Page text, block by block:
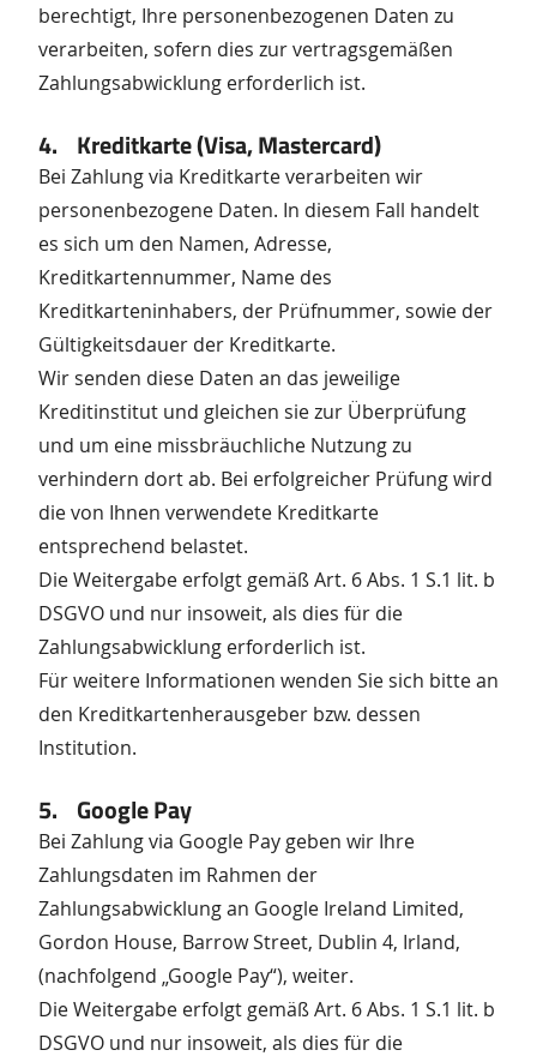
berechtigt, Ihre personenbezogenen Daten zu
verarbeiten, sofern dies zur vertragsgemäßen
Zahlungsabwicklung erforderlich ist.
4. Kreditkarte (Visa, Mastercard)
Bei Zahlung via Kreditkarte verarbeiten wir
personenbezogene Daten. In diesem Fall handelt
es sich um den Namen, Adresse,
Kreditkartennummer, Name des
Kreditkarteninhabers, der Prüfnummer, sowie der
Gültigkeitsdauer der Kreditkarte.
Wir senden diese Daten an das jeweilige
Kreditinstitut und gleichen sie zur Überprüfung
und um eine missbräuchliche Nutzung zu
verhindern dort ab. Bei erfolgreicher Prüfung wird
die von Ihnen verwendete Kreditkarte
entsprechend belastet.
Die Weitergabe erfolgt gemäß Art. 6 Abs. 1 S.1 lit. b
DSGVO und nur insoweit, als dies für die
Zahlungsabwicklung erforderlich ist.
Für weitere Informationen wenden Sie sich bitte an
den Kreditkartenherausgeber bzw. dessen
Institution.
5. Google Pay
Bei Zahlung via Google Pay geben wir Ihre
Zahlungsdaten im Rahmen der
Zahlungsabwicklung an Google Ireland Limited,
Gordon House, Barrow Street, Dublin 4, Irland,
(nachfolgend „Google Pay“), weiter.
Die Weitergabe erfolgt gemäß Art. 6 Abs. 1 S.1 lit. b
DSGVO und nur insoweit, als dies für die